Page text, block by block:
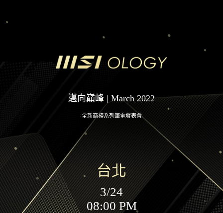
邁向巔峰 | March 2022
全新商務系列筆電發表會
台北
3/24
08:00 PM